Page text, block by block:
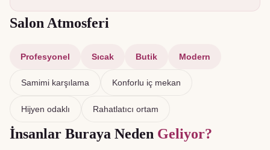
Salon Atmosferi
Profesyonel Sıcak Butik Modern
Samimi karşılama Konforlu iç mekan
Hijyen odaklı Rahatlatıcı ortam
İnsanlar Buraya Neden Geliyor?